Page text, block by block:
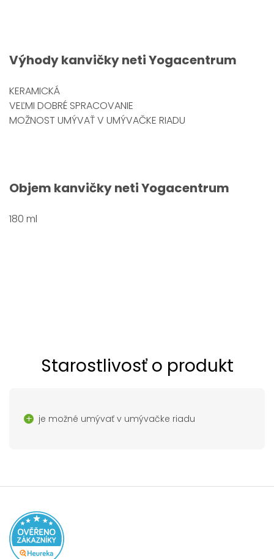
Výhodykanvičky neti Yogacentrum
KERAMICKÁ
VEĽMI DOBRÉ SPRACOVANIE
MOŽNOST UMÝVAŤ V UMÝVAČKE RIADU
Objem kanvičky neti Yogacentrum
180 ml
Starostlivosť o produkt
je možné umývať v umývačke riadu